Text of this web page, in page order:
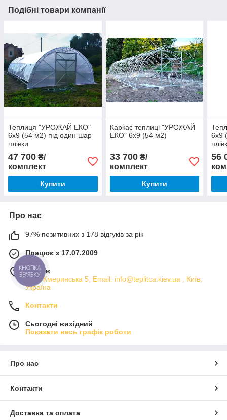
Подібні товари компанії
Теплиця "УРОЖАЙ ЕКО"
6х9 (54 м2) під один шар
плівки
47 700 ₴/
комплект
Купити
Каркас теплиці "УРОЖАЙ
ЕКО" 6х9 (54 м2)
33 700₴/
комплект
Купити
6х9
56
Про нас
97% позитивних з 178 відгуків за рік
Працює з 17.07.2009
м. Київ
вул. Жмеринська 5, Email: info@teplitca.kiev.ua , Київ,
Україна
Контакти
Сьогодні вихідний
Показати весь графік роботи
Про нас
Контакти
Доставка та оплата
КНОПКА
ЗВ'ЯЗКУ